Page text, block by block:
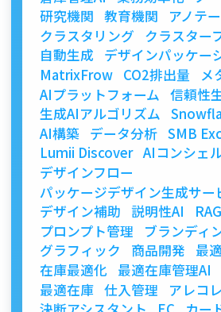
研究機関 教育機関
アノテ
クラスタリング
クラスター
自動生成
デザインパッケー
MatrixFrow CO2排出量
メ
AIプラットフォーム 信頼性
生成AIアルゴリズム
AI構築
データ分析 SMB
Lumii Discover AIコンシェ
デザインフロー
パッケージデザイン生成サー
デザイン補助 説明性AI
RAG
プロンプト管理
ブランディ
グラフィック
商品開発
最
在庫最適化 最適在庫管理AI
最適在庫 仕入管理 アレコレ